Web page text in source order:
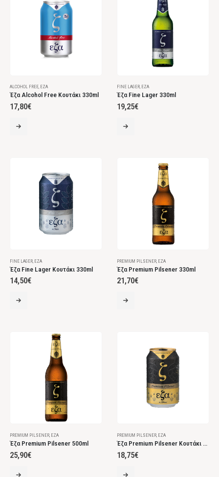
ALCOHOL FREE, ΈΖΑ
Έζα Alcohol Free Κουτάκι 330ml
17,80€
FINE LAGER, ΈΖΑ
Έζα Fine Lager 330ml
19,25€
FINE LAGER ΈΖΑ
Έζα Fine Lager Κουτάκι 330ml
14,50€
PREMIUM PILSENER ΈΖΑ
Έζα Premium Pilsener 330ml
21,70€
PREMIUM PILSENER ΈΖΑ
Έζα Premium Pilsener 500ml
25,90€
PREMIUM PILSENER ΈΖΑ
Έζα Premium Pilsener Κουτάκι 330ml
18,75€